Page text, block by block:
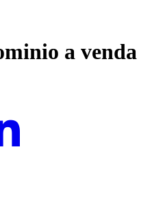
a venda